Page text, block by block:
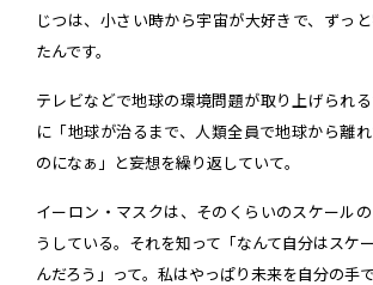
じつは、小さい時から宇宙が大好きで、ずっ
たんです。
テレビなどで地球の環境問題が取り上げられ
に「地球が治るまで、人類全員で地球から離
のになぁ」と妄想を繰り返していて。
イーロン・マスクは、そのくらいのスケール
うしている。それを知って「なんて自分はスケ
んだろう」って。私はやっぱり未来を自分の手